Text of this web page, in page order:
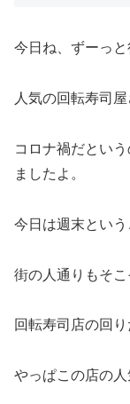
今日ね、ずーっ
人気の回転寿司
コロナ禍だとい
ましたよ。
今日は週末という
街の人通りもそこ
回転寿司店の回
やっぱこの店の人